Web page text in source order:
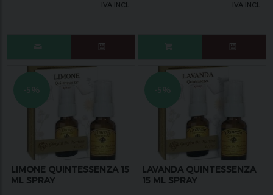
IVA INCL.
IVA INCL.
LIMONE QUINTESSENZA 15
ML SPRAY
LAVANDA QUINTESSENZA
15 ML SPRAY